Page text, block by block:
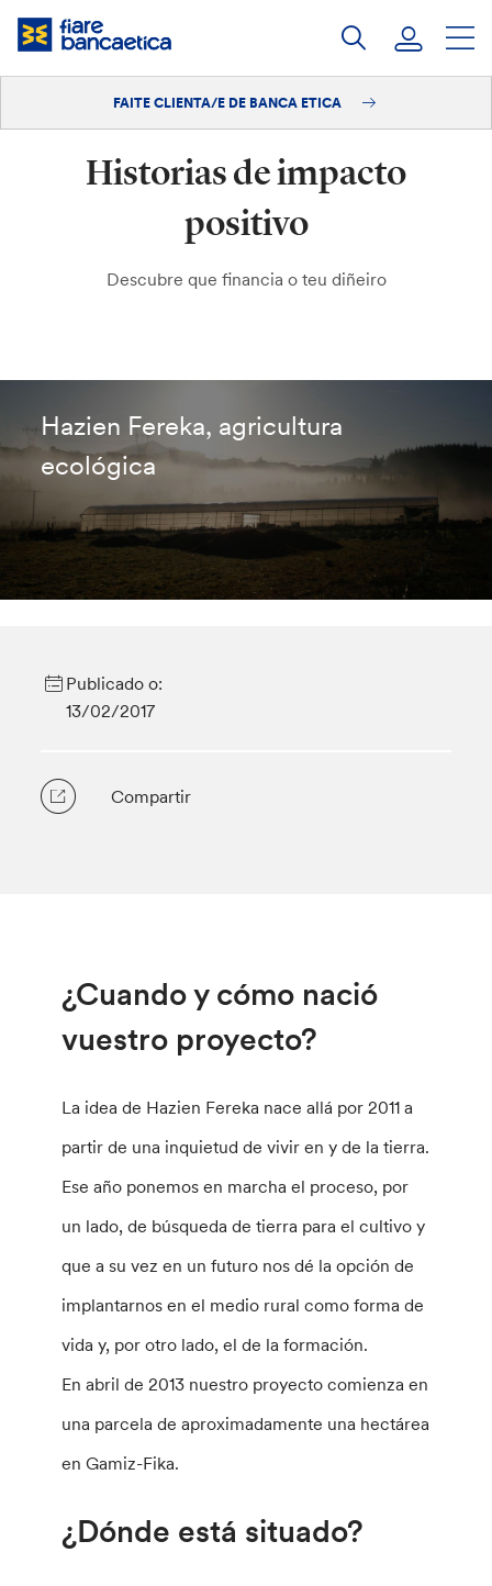
Saltar
Faite clienta/e
FAITE CLIENTA/E DE BANCA ETICA
Historias de impacto
positivo
Descubre que financia o teu diñeiro
Hazien Fereka, agricultura
ecológica
Publicado o:
13/02/2017
Compartir
¿Cuando y cómo nació
vuestro proyecto?
La idea de Hazien Fereka nace allá por 2011 a
partir de una inquietud de vivir en y de la tierra.
Ese año ponemos en marcha el proceso, por
un lado, de búsqueda de tierra para el cultivo y
que a su vez en un futuro nos dé la opción de
implantarnos en el medio rural como forma de
vida y, por otro lado, el de la formación.
En abril de 2013 nuestro proyecto comienza en
una parcela de aproximadamente una hectárea
en Gamiz-Fika.
¿Dónde está situado?